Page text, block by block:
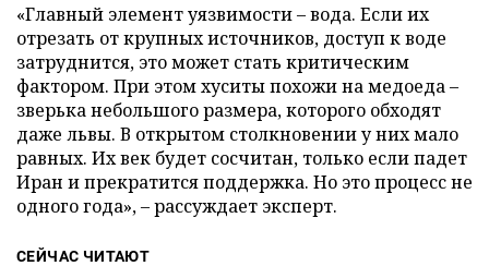
«Главный элемент уязвимости – вода. Если их
отрезать от крупных источников, доступ к воде
затруднится, это может стать критическим
фактором. При этом хуситы похожи на медоеда –
зверька небольшого размера, которого обходят
даже львы. В открытом столкновении у них мало
равных. Их век будет сосчитан, только если падет
Иран и прекратится поддержка. Но это процесс не
одного года», – рассуждает эксперт.
СЕЙЧАС ЧИТАЮТ